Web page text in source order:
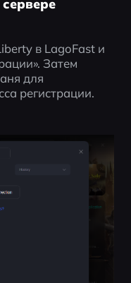
в LagoFast и
Затем
для
регистрации.